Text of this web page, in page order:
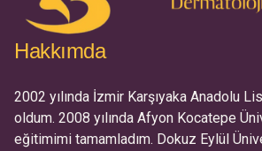
Hakkımda
2002 yılında İzmir Karşıyaka Anadolu
oldum. 2008 yılında Afyon Kocatepe
eğitimimi tamamladım. Dokuz Eylül